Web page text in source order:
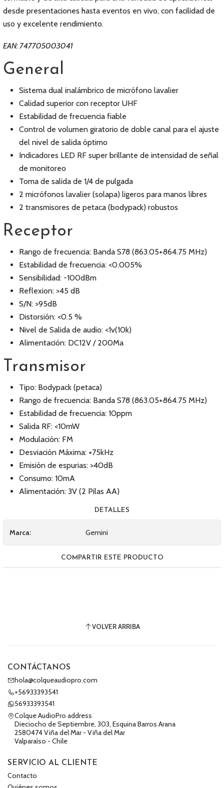
desde presentaciones hasta eventos en vivo, con facilidad de
uso y excelente rendimiento.
EAN: 747705003041
General
Sistema dual inalámbrico de micrófono lavalier
Calidad superior con receptor UHF
Estabilidad de frecuencia fiable
Control de volumen giratorio de doble canal para el ajuste
del nivel de salida óptimo
Indicadores LED RF super brillante de intensidad de señal
de monitoreo
Toma de salida de 1/4 de pulgada
2 micrófonos lavalier (solapa) ligeros para manos libres
2 transmisores de petaca (bodypack) robustos
Receptor
Rango de frecuencia: Banda S78 (863.05+864.75 MHz)
Estabilidad de frecuencia: <0.005%
Sensibilidad: -100dBm
Reflexion: >45 dB
S/N: >95dB
Distorsión: <0.5 %
Nivel de Salida de audio: <1v(10k)
Alimentación: DC12V / 200Ma
Transmisor
Tipo: Bodypack (petaca)
Rango de frecuencia: Banda S78 (863.05+864.75 MHz)
Estabilidad de frecuencia: 10ppm
Salida RF: <10mW
Modulación: FM
Desviación Máxima: +75kHz
Emisión de espurias: >40dB
Consumo: 10mA
Alimentación: 3V (2 Pilas AA)
DETALLES
Marca: Gemini
COMPARTIR ESTE PRODUCTO
VOLVER ARRIBA
CONTÁCTANOS
hola@colqueaudiopro.com
+56933393541
56933393541
Colque AudioPro address
Dieciocho de Septiembre, 303, Esquina Barros Arana
2580474 Viña del Mar - Viña del Mar
Valparaíso - Chile
SERVICIO AL CLIENTE
Contacto